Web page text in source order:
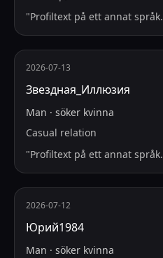
"Profiltext på ett annat språk.
2026-07-13
Звездная_Иллюзия
Man · söker kvinna
Casual relation
"Profiltext på ett annat språk.
2026-07-12
Юрий1984
Man · söker kvinna